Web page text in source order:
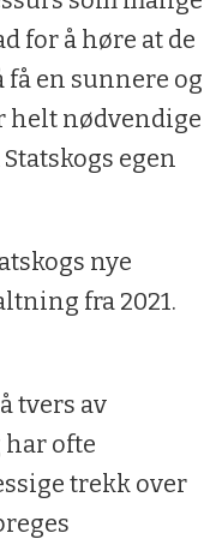
for å høre at de
få en sunnere og
helt nødvendige
egen
nye
fra 2021.
tvers av
ofte
trekk over